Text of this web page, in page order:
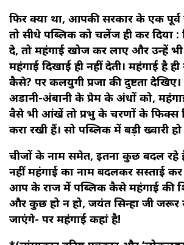
फिर क्या था, आपकी सरकार के एक पूर्व
तो सीधे पब्लिक को चलेंज ही कर दिया :
दे, तो महंगाई खोज कर लाए और उन्हें भी
महंगाई दिखाई ही नहीं देती। महंगाई है ही
कैसे? पर कलयुगी प्रजा की दुष्टता
अडानी-अंबानी के प्रेम के अंधों को,
वैसे भी आंखें तो प्रभु के चरणों के फिक्स
करा रखी हैं। सो पब्लिक में बड़ी ख्वारी हो
चीजों के नाम समेत, इतना कुछ बदल रहे
नहीं महंगाई का नाम बदलकर सस्ताई
आप के राज में पब्लिक कैसे महंगाई की
और कुछ हो न हो, जयंत सिन्हा जी जरूर
जाएंगे- पर महंगाई कहां है!